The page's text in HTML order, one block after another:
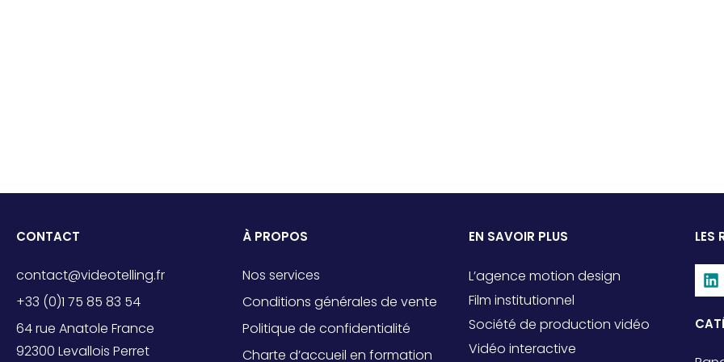
CONTACT
contact@videotelling.fr
+33 (0)1 75 85 83 54
64 rue Anatole France
92300 Levallois Perret
À PROPOS
Nos services
Conditions générales de vente
Politique de confidentialité
Charte d’accueil en formation
EN SAVOIR PLUS
L’agence motion design
Film institutionnel
Société de production vidéo
Vidéo interactive
LES